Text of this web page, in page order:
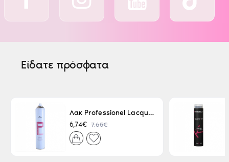
Είδατε πρόσφατα
Λακ Professionel Lacque Super Strong 500ml
6,74€ 7,65€